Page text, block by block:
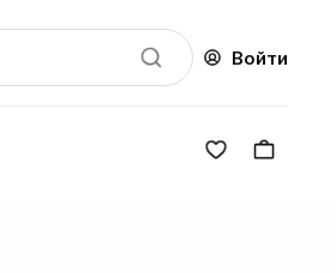
Войти